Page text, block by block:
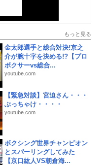
もっと見る
金太郎選手と総合対決!京之
介が腕十字を決める!?【プロ
ボクサーvs総合...
youtube.com
【緊急対談】宮迫さん・・・
ぶっちゃけ・・・・
youtube.com
ボクシング世界チャンピオン
とスパーリングしてみた
【京口紘人VS朝倉海...